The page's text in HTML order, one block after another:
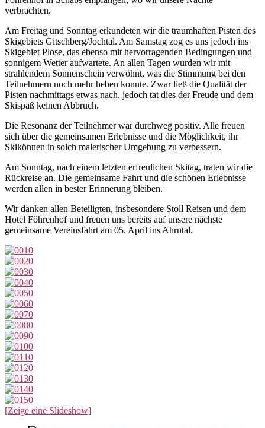
verbrachten.
Am Freitag und Sonntag erkundeten wir die traumhaften Pisten des
Skigebiets Gitschberg/Jochtal. Am Samstag zog es uns jedoch ins
Skigebiet Plose, das ebenso mit hervorragenden Bedingungen und
sonnigem Wetter aufwartete. An allen Tagen wurden wir mit
strahlendem Sonnenschein verwöhnt, was die Stimmung bei den
Teilnehmern noch mehr heben konnte. Zwar ließ die Qualität der
Pisten nachmittags etwas nach, jedoch tat dies der Freude und dem
Skispaß keinen Abbruch.
Die Resonanz der Teilnehmer war durchweg positiv. Alle freuen
sich über die gemeinsamen Erlebnisse und die Möglichkeit, ihr
Skikönnen in solch malerischer Umgebung zu verbessern.
Am Sonntag, nach einem letzten erfreulichen Skitag, traten wir die
Rückreise an. Die gemeinsame Fahrt und die schönen Erlebnisse
werden allen in bester Erinnerung bleiben.
Wir danken allen Beteiligten, insbesondere Stoll Reisen und dem
Hotel Föhrenhof und freuen uns bereits auf unsere nächste
gemeinsame Vereinsfahrt am 05. April ins Ahrntal.
[Zeige eine Slideshow]